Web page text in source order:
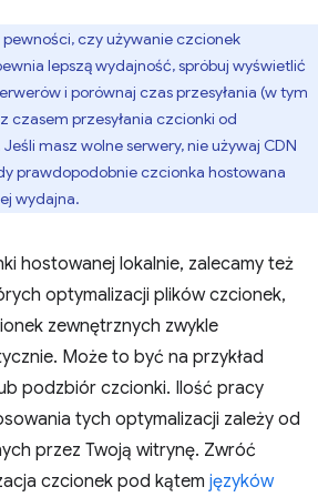
pewności, czy używanie czcionek
lepszą wydajność, spróbuj wyświetlić
i porównaj czas przesyłania (w tym
czasem przesyłania czcionki od
masz wolne serwery, nie używaj CDN
prawdopodobnie czcionka hostowana
wydajna.
hostowanej lokalnie, zalecamy też
optymalizacji plików czcionek,
zewnętrznych zwykle
Może to być na przykład
podzbiór czcionki. Ilość pracy
tych optymalizacji zależy od
przez Twoją witrynę. Zwróć
czcionek pod kątem języków